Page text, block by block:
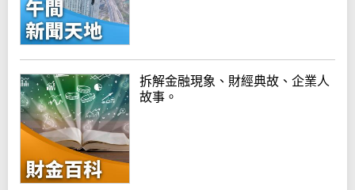
拆解金融現象、財經典故、企業人
故事。